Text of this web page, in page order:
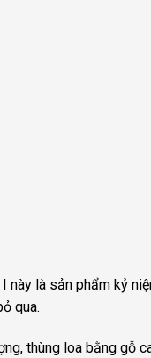
này là sản phẩm kỷ
qua.
thùng loa bằng gỗ